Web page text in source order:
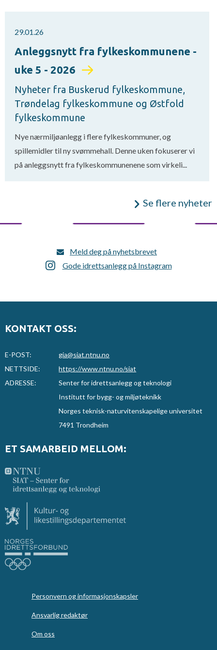
29.01.26
Anleggsnytt fra fylkeskommunene -
uke 5 - 2026
Nyheter fra Buskerud fylkeskommune,
Trøndelag fylkeskommune og Østfold
fylkeskommune
Nye nærmiljøanlegg i flere fylkeskommuner, og
spillemidler til ny svømmehall. Denne uken fokuserer vi
på anleggsnytt fra fylkeskommunenene som virkeli...
Se flere nyheter
Meld deg på nyhetsbrevet
Gode idrettsanlegg på Instagram
KONTAKT OSS:
E-POST:
gia@siat.ntnu.no
NETTSIDE:
https://www.ntnu.no/siat
ADRESSE:
Senter for idrettsanlegg og teknologi
Institutt for bygg- og miljøteknikk
Norges teknisk-naturvitenskapelige universitet
7491 Trondheim
ET SAMARBEID MELLOM:
Personvern og informasjonskapsler
Ansvarlig redaktør
Om oss